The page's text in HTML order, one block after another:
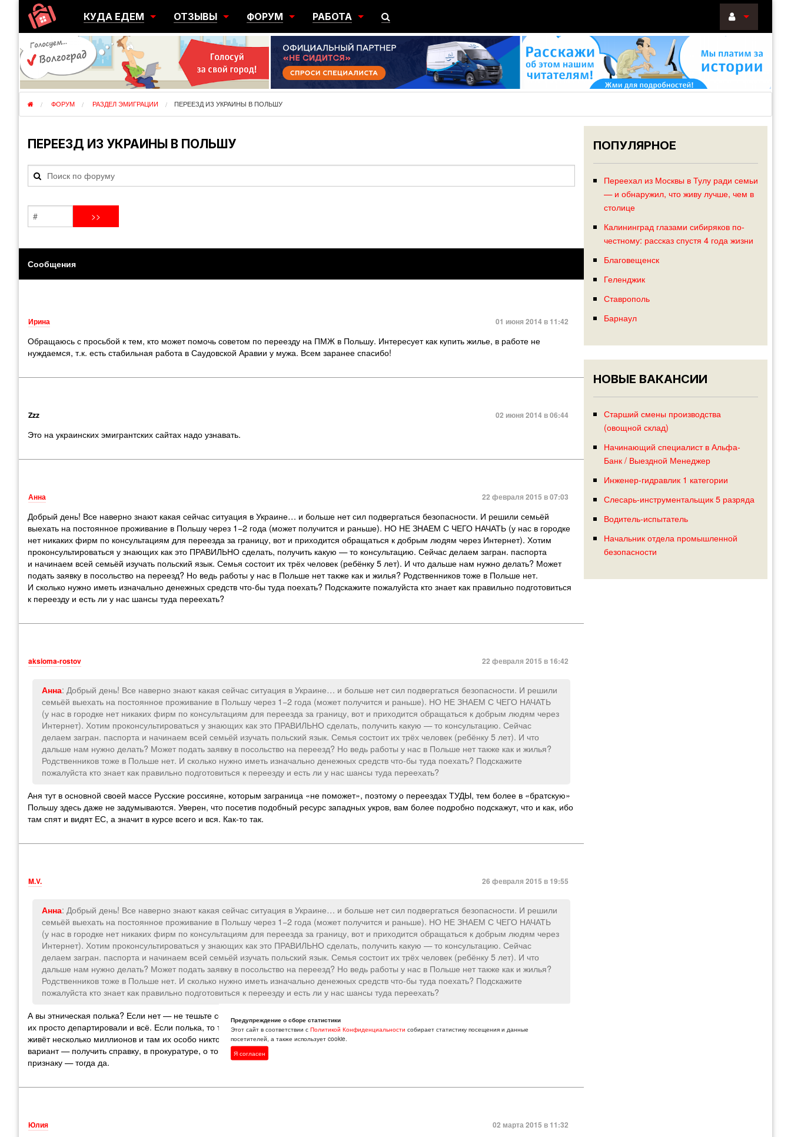
КУДА ЕДЕМ
ГОРОДА
РЕГИОНЫ
ОТЗЫВЫ
ПЕРЕЕЗДЫ
ЭМИГРАЦИЯ
ФОРУМ
ЮЖНЫЙ
РАБОТА
ПОИСК РАБОТЫ
РАЗМЕСТИТЬ ВАКАНСИЮ
Войти
ФОРУМ РАЗДЕЛ ЭМИГРАЦИИ ПЕРЕЕЗД ИЗ УКРАИНЫ В ПОЛЬШУ
ПЕРЕЕЗД ИЗ УКРАИНЫ В ПОЛЬШУ
Сообщения
Ирина 01 июня 2014 в 11:42
Обращаюсь с просьбой к тем, кто может помочь советом по переезду на ПМЖ в Польшу. Интересует как купить жилье, в работе не
нуждаемся, т.к. есть стабильная работа в Саудовской Аравии у мужа. Всем заранее спасибо!
Zzz 02 июня 2014 в 06:44
Это на украинских эмигрантских сайтах надо узнавать.
Анна 22 февраля 2015 в 07:03
Добрый день! Все наверно знают какая сейчас ситуация в Украине… и больше нет сил подвергаться безопасности. И решили семьёй
выехать на постоянное проживание в Польшу через 1−2 года (может получится и раньше). НО НЕ ЗНАЕМ С ЧЕГО НАЧАТЬ (у нас в городке
нет никаких фирм по консультациям для переезда за границу, вот и приходится обращаться к добрым людям через Интернет). Хотим
проконсультироваться у знающих как это ПРАВИЛЬНО сделать, получить какую — то консультацию. Сейчас делаем загран. паспорта
и начинаем всей семьёй изучать польский язык. Семья состоит их трёх человек (ребёнку 5 лет). И что дальше нам нужно делать? Может
подать заявку в посольство на переезд? Но ведь работы у нас в Польше нет также как и жилья? Родственников тоже в Польше нет.
И сколько нужно иметь изначально денежных средств что-бы туда поехать? Подскажите пожалуйста кто знает как правильно подготовиться
к переезду и есть ли у нас шансы туда переехать?
aksioma-rostov 22 февраля 2015 в 16:42
Анна: Добрый день! Все наверно знают какая сейчас ситуация в Украине… и больше нет сил подвергаться безопасности. И решили
семьёй выехать на постоянное проживание в Польшу через 1−2 года (может получится и раньше). НО НЕ ЗНАЕМ С ЧЕГО НАЧАТЬ
(у нас в городке нет никаких фирм по консультациям для переезда за границу, вот и приходится обращаться к добрым людям через
Интернет). Хотим проконсультироваться у знающих как это ПРАВИЛЬНО сделать, получить какую — то консультацию. Сейчас
делаем загран. паспорта и начинаем всей семьёй изучать польский язык. Семья состоит их трёх человек (ребёнку 5 лет). И что
дальше нам нужно делать? Может подать заявку в посольство на переезд? Но ведь работы у нас в Польше нет также как и жилья?
Родственников тоже в Польше нет. И сколько нужно иметь изначально денежных средств что-бы туда поехать? Подскажите
пожалуйста кто знает как правильно подготовиться к переезду и есть ли у нас шансы туда переехать?
Аня тут в основной своей массе Русские россияне, которым заграница «не поможет», поэтому о переездах ТУДЫ, тем более в «братскую»
Польшу здесь даже не задумываются. Уверен, что посетив подобный ресурс западных укров, вам более подробно подскажут, что и как, ибо
там спят и видят ЕС, а значит в курсе всего и вся. Как-то так.
M.V. 26 февраля 2015 в 19:55
Анна: Добрый день! Все наверно знают какая сейчас ситуация в Украине… и больше нет сил подвергаться безопасности. И решили
семьёй выехать на постоянное проживание в Польшу через 1−2 года (может получится и раньше). НО НЕ ЗНАЕМ С ЧЕГО НАЧАТЬ
(у нас в городке нет никаких фирм по консультациям для переезда за границу, вот и приходится обращаться к добрым людям через
Интернет). Хотим проконсультироваться у знающих как это ПРАВИЛЬНО сделать, получить какую — то консультацию. Сейчас
делаем загран. паспорта и начинаем всей семьёй изучать польский язык. Семья состоит их трёх человек (ребёнку 5 лет). И что
дальше нам нужно делать? Может подать заявку в посольство на переезд? Но ведь работы у нас в Польше нет также как и жилья?
Родственников тоже в Польше нет. И сколько нужно иметь изначально денежных средств что-бы туда поехать? Подскажите
пожалуйста кто знает как правильно подготовиться к переезду и есть ли у нас шансы туда переехать?
А вы этническая полька? Если нет — не тешьте себя иллюзиями. Польша не принимает никаких беженцев, пробовали беженцы из Чечни,
их просто департировали и всё. Если полька, то тоже надежды очень мало — получить «карту поляка», так таких в западной Беларуси
живёт несколько миллионов и там их особо никто не ждёт. Поляки своим соотечественникам готовы помогать, только на расстоянии. Как
вариант — получить справку, в прокуратуре, о том, что ваши родители или бабушки — дедушки были репрессированы по национальному
признаку — тогда да.
Юлия 02 марта 2015 в 11:32
ПОПУЛЯРНОЕ
Переехал из Москвы в Тулу ради семьи
— и обнаружил, что живу лучше, чем в
столице
Калининград глазами сибиряков по-
честному: рассказ спустя 4 года жизни
Благовещенск
Геленджик
Ставрополь
Барнаул
НОВЫЕ ВАКАНСИИ
Старший смены производства
(овощной склад)
Начинающий специалист в Альфа-
Банк / Выездной Менеджер
Инженер-гидравлик 1 категории
Слесарь-инструментальщик 5 разряда
Водитель-испытатель
Начальник отдела промышленной
безопасности
Предупреждение о сборе статистики
Этот сайт в соответствии с Политикой Конфиденциальности собирает статистику посещения и данные
посетителей, а также использует cookie.
Я согласен